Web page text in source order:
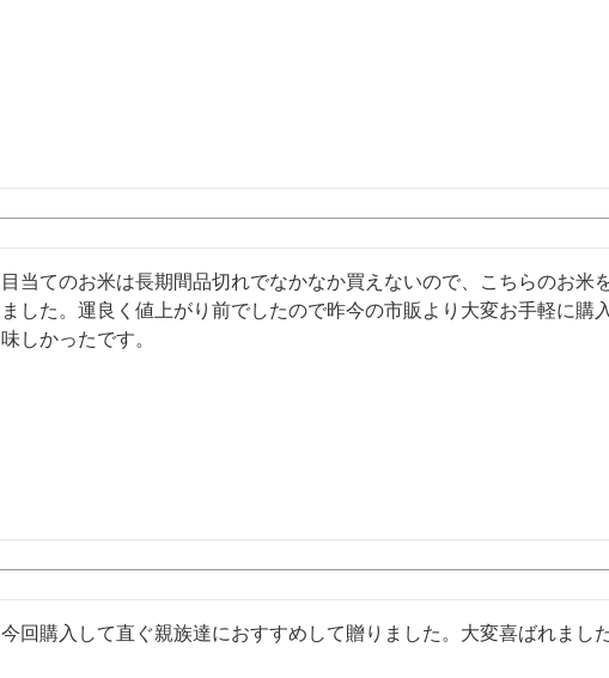
目当てのお米は長期間品切れでなかなか買えないので、こちらのお米
ました。運良く値上がり前でしたので昨今の市販より大変お手軽に購
味しかったです。
今回購入して直ぐ親族達におすすめして贈りました。大変喜ばれました